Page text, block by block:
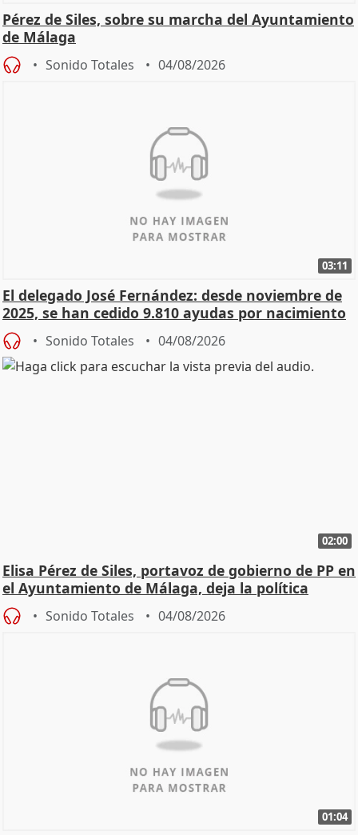
Pérez de Siles, sobre su marcha del Ayuntamiento
de Málaga
Sonido Totales 04/08/2026
03:11
El delegado José Fernández: desde noviembre de
2025, se han cedido 9.810 ayudas por nacimiento
Sonido Totales 04/08/2026
02:00
Elisa Pérez de Siles, portavoz de gobierno de PP en
el Ayuntamiento de Málaga, deja la política
Sonido Totales 04/08/2026
01:04